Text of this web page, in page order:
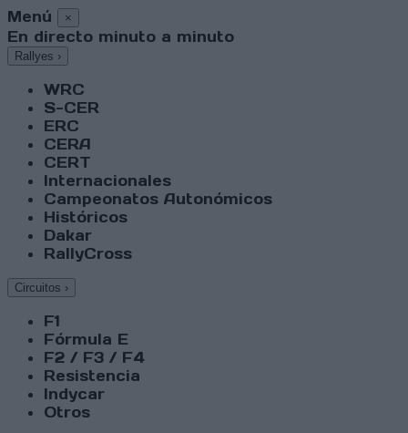
Menú ×
En directo minuto a minuto
Rallyes ›
WRC
S-CER
ERC
CERA
CERT
Internacionales
Campeonatos Autonómicos
Históricos
Dakar
RallyCross
Circuitos ›
F1
Fórmula E
F2 / F3 / F4
Resistencia
Indycar
Otros